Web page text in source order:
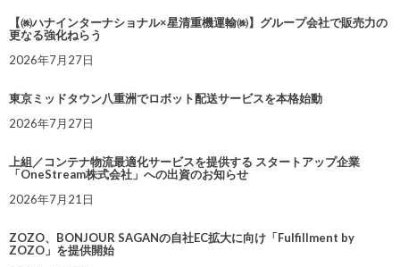
【㈱ハナインターナショナル×星清重機運輸㈱】グループ会社で販売力の
更なる強化ねらう
2026年7月27日
東京ミッドタウン八重洲でロボット配送サービスを本格始動
2026年7月27日
上組／コンテナ物流最適化サービスを提供する スタートアップ企業
「OneStream株式会社」への出資のお知らせ
2026年7月21日
ZOZO、BONJOUR SAGANの自社EC拡大に向け「Fulfillment by
ZOZO」を提供開始